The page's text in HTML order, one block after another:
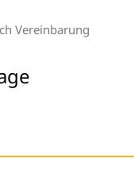
Vereinbarung